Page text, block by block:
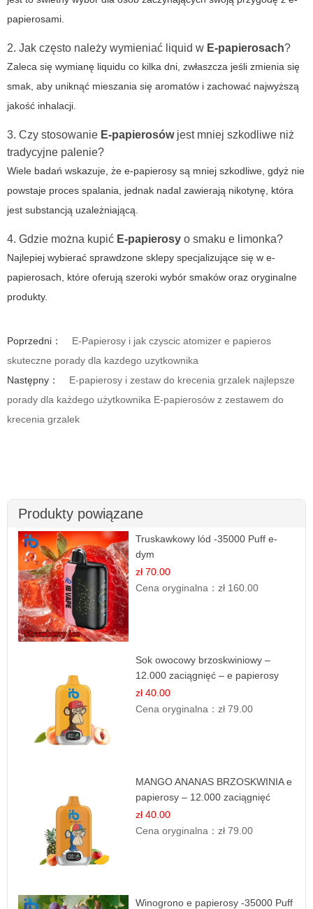
papierosami.
2. Jak często należy wymieniać liquid w E-papierosach?
Zaleca się wymianę liquidu co kilka dni, zwłaszcza jeśli zmienia się
smak, aby uniknąć mieszania się aromatów i zachować najwyższą
jakość inhalacji.
3. Czy stosowanie E-papierosówjest mniej szkodliwe niż
tradycyjne palenie?
Wiele badań wskazuje, że e-papierosy są mniej szkodliwe, gdyż nie
powstaje proces spalania, jednak nadal zawierają nikotynę, która
jest substancją uzależniającą.
4. Gdzie można kupić E-papierosy o smaku e limonka?
Najlepiej wybierać sprawdzone sklepy specjalizujące się w e-
papierosach, które oferują szeroki wybór smaków oraz oryginalne
produkty.
Poprzedni：
E-Papierosy i jak czyscic atomizer e papieros
skuteczne porady dla kazdego uzytkownika
Następny：
E-papierosy i zestaw do krecenia grzalek najlepsze
porady dla każdego użytkownika E-papierosów z zestawem do
krecenia grzalek
Produkty powiązane
Truskawkowy lód -35000 Puff e-
dym
zł 70.00
Cena oryginalna：zł 160.00
Sok owocowy brzoskwiniowy –
12.000 zaciągnięć – e papierosy
jednorazowe
zł 40.00
Cena oryginalna：zł 79.00
MANGO ANANAS BRZOSKWINIA e
papierosy – 12.000 zaciągnięć
zł 40.00
Cena oryginalna：zł 79.00
Winogrono e papierosy -35000 Puff